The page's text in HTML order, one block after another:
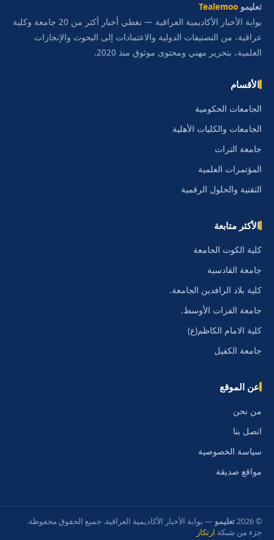
تعليمو Tealemoo
بوابة الأخبار الأكاديمية العراقية — نغطي أخبار أكثر من 20 جامعة وكلية
عراقية، من التصنيفات الدولية والاعتمادات إلى البحوث والإنجازات
العلمية، بتحرير مهني ومحتوى موثوق منذ 2020.
الأقسام
الجامعات الحكومية
الجامعات والكليات الأهلية
جامعة التراث
المؤتمرات العلمية
التقنية والحلول الرقمية
الأكثر متابعة
كلية الكوت الجامعة
جامعة القادسية
كلية بلاد الرافدين الجامعة.
جامعة الفرات الأوسط.
كلية الامام الكاظم(ع)
جامعة الكفيل
عن الموقع
من نحن
اتصل بنا
سياسة الخصوصية
مواقع صديقة
© 2026 تعليمو — بوابة الأخبار الأكاديمية العراقية. جميع الحقوق محفوظة.
جزء من شبكة ارتكاز